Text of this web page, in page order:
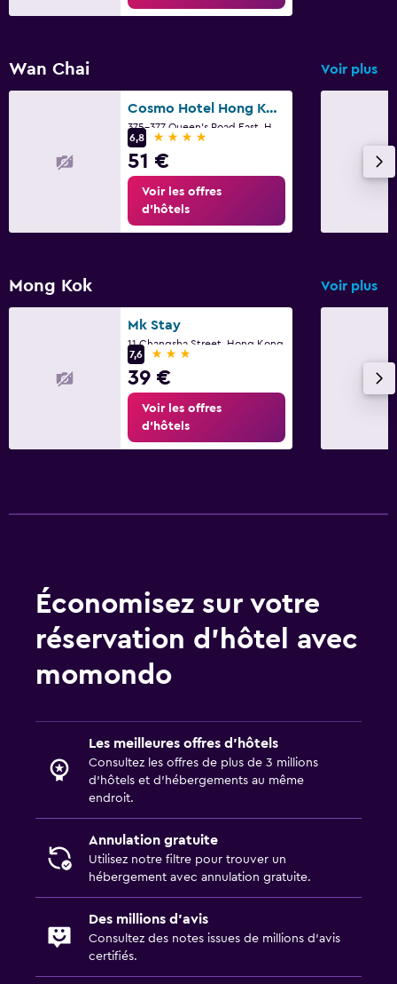
Wan Chai Voir plus
Cosmo Hotel Hong Kong
6,8
4 étoiles
51 €
Voir les offres
d’hôtels
Mong Kok Voir plus
Mk Stay
11 Changsha Street, Hong Kong
7,6
3 étoiles
39 €
Voir les offres
d’hôtels
Économisez sur votre
réservation d’hôtel avec
momondo
Les meilleures offres d’hôtels
Consultez les offres de plus de 3 millions
d’hôtels et d’hébergements au même
endroit.
Annulation gratuite
Utilisez notre filtre pour trouver un
hébergement avec annulation gratuite.
Des millions d’avis
Consultez des notes issues de millions d’avis
certifiés.